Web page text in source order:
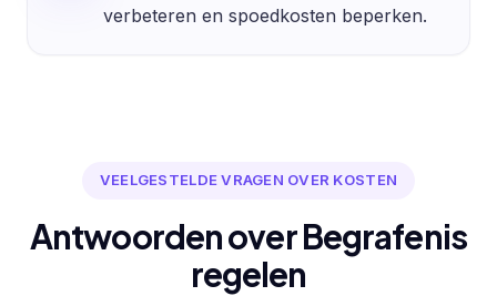
verbeteren en spoedkosten beperken.
VEELGESTELDE VRAGEN OVER KOSTEN
Antwoorden over Begrafenis
regelen